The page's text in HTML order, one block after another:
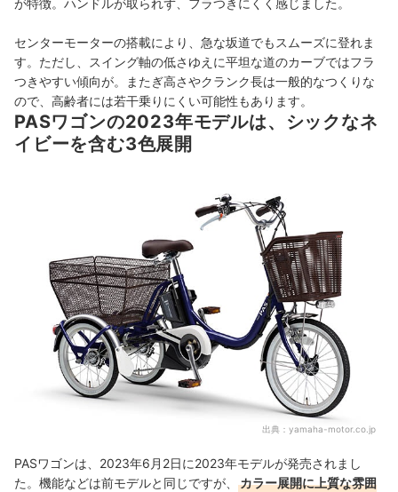
が特徴。ハンドルが取られず、フラつきにくく感じました。
センターモーターの搭載により、急な坂道でもスムーズに登れま
す。ただし、スイング軸の低さゆえに平坦な道のカーブではフラ
つきやすい傾向が。またぎ高さやクランク長は一般的なつくりな
ので、高齢者には若干乗りにくい可能性もあります。
PASワゴンの2023年モデルは、シックなネ
イビーを含む3色展開
出典： yamaha-motor.co.jp
PASワゴンは、2023年6月2日に2023年モデルが発売されまし
た。機能などは前モデルと同じですが、
カラー展開に上質な雰囲